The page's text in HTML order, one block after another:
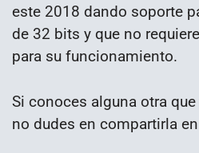
este 2018 dando soporte
de 32 bits y que no
para su funcionamiento.
Si conoces alguna otra
no dudes en compartirla